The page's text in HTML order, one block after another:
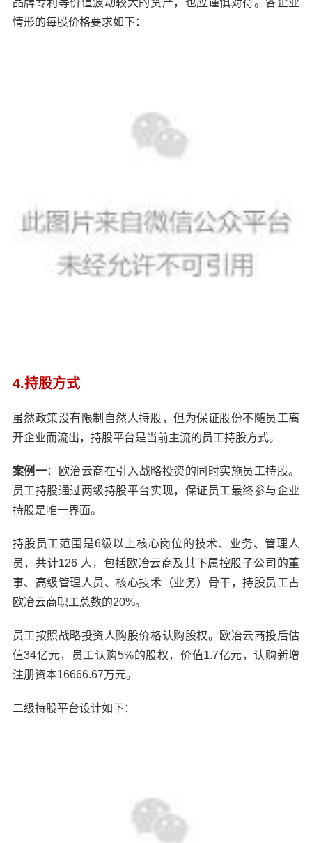
品牌专利等价值波动较大的资产，也应谨慎对待。各企业
情形的每股价格要求如下：
4.持股方式
虽然政策没有限制自然人持股，但为保证股份不随员工离
开企业而流出，持股平台是当前主流的员工持股方式。
案例一：欧治云商在引入战略投资的同时实施员工持股。
员工持股通过两级持股平台实现，保证员工最终参与企业
持股是唯一界面。
持股员工范围是6级以上核心岗位的技术、业务、管理人
员，共计126 人，包括欧冶云商及其下属控股子公司的董
事、高级管理人员、核心技术（业务）骨干，持股员工占
欧冶云商职工总数的20%。
员工按照战略投资人购股价格认购股权。欧冶云商投后估
值34亿元，员工认购5%的股权，价值1.7亿元，认购新增
注册资本16666.67万元。
二级持股平台设计如下：